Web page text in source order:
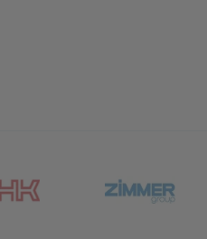
(öffnet in neuem Tab)